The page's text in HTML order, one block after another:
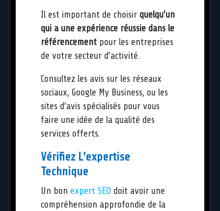
Il est important de choisir quelqu’un
qui a une expérience réussie dans le
référencementpour les entreprises
de votre secteur d’activité.
Consultez les avis sur les réseaux
sociaux, Google My Business, ou les
sites d’avis spécialisés pour vous
faire une idée de la qualité des
services offerts.
Vérifiez L’expertise
Technique
Un bon expert SEO doit avoir une
compréhension approfondie de la